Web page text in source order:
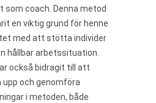
som coach. Denna metod
en viktig grund för henne
med att stötta individer
hållbar arbetssituation.
också bidragit till att
upp och genomföra
i metoden, både